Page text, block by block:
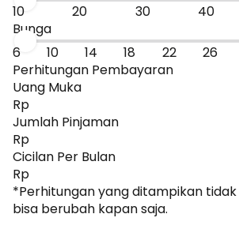
10
20 30 40
Bunga
6
10 14 18 22 26
Perhitungan Pembayaran
Uang Muka
Rp
Jumlah Pinjaman
Rp
Cicilan Per Bulan
Rp
*Perhitungan yang ditampikan
bisa berubah kapan saja.